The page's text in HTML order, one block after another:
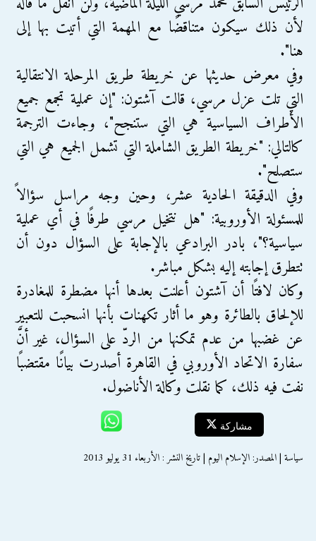
لأن ذلك سيكون متناقضًا مع المهمة التي أتيت بها إلى
هنا".
وفي معرض حديثها عن خريطة طريق المرحلة الانتقالية
التي تلت عزل مرسي، قالت آشتون: "إن عملية تجمع جميع
الأطراف السياسية هي التي ستنجح"، وجاءت الترجمة
كالتالي: "خريطة الطريق الشاملة التي تشمل الجميع هي التي
ستصلح".
وفي الدقيقة الحادية عشر، وحين وجه مراسل سؤالاً
للمسئولة الأوروبية: "هل نتخيل مرسي طرفًا في أي عملية
سياسية؟"، بادر البرادعي بالإجابة على السؤال دون أن
تتطرق إجابته إليه بشكل مباشر.
وكان لافتًا أن آشتون أعلنت بعدها أنها مضطرة للمغادرة
للإلحاق بالطائرة وهو ما أثار تكهنات بأنها انسحبت للتعبير
عن غضبها من عدم تمكنها من الردّ على السؤال، غير أنَّ
سفارة الاتحاد الأوروبي في القاهرة أصدرت بيانًا مقتضبًا
نفت فيه ذلك، كما نقلت وكالة الأناضول.
مشاركة
سياسة | المصدر: الإسلام اليوم | تاريخ النشر : الأربعاء 31 يوليو 2013